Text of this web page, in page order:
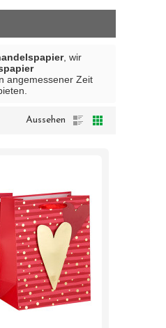
, wir
angemessener Zeit
Aussehen